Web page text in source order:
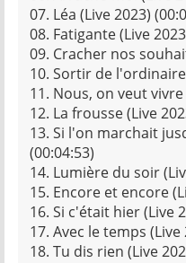
07. Léa (Live 2023)
08. Fatigante (Live
09. Cracher nos
10. Sortir de l'ordinaire
11. Nous, on veut
12. La frousse (Live
13. Si l'on marchait
(00:04:53)
14. Lumière du soir
15. Encore et encore
16. Si c'était hier (Live
17. Avec le temps (Live
18. Tu dis rien (Live